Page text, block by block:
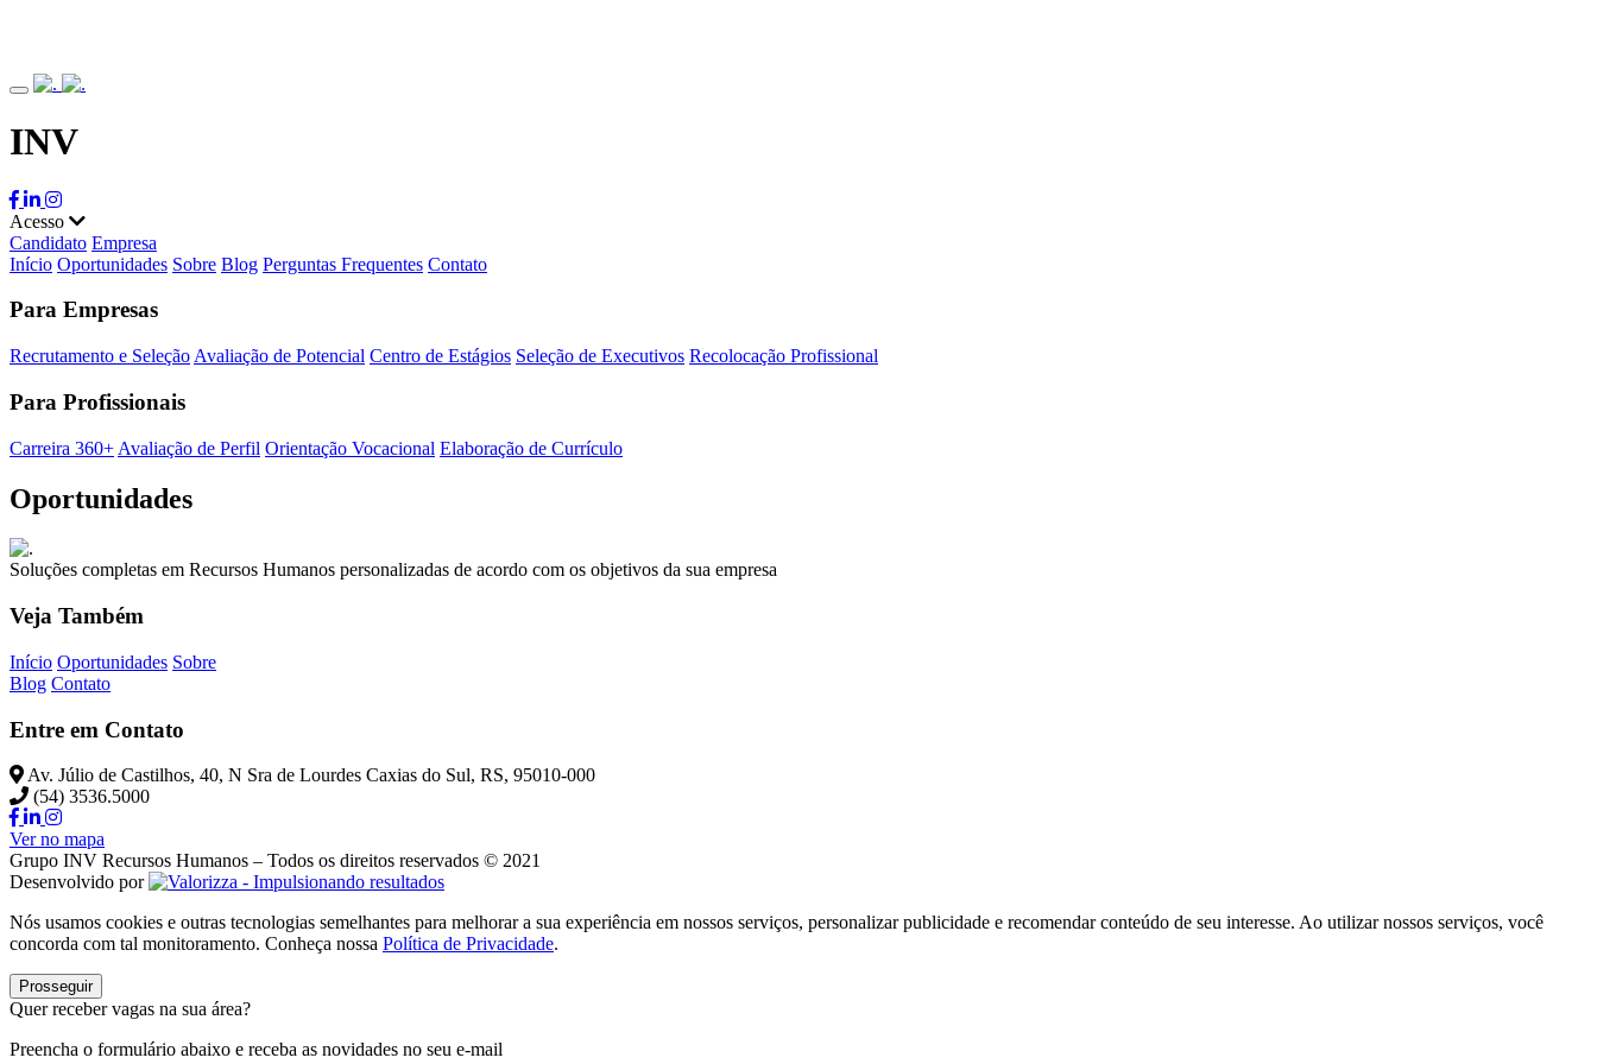
INV
Acesso
Candidato Empresa
Início Oportunidades Sobre Blog Perguntas Frequentes Contato
Para Empresas
Recrutamento e Seleção Avaliação de Potencial Centro de Estágios Seleção de Executivos Recolocação Profissional
Para Profissionais
Carreira 360+ Avaliação de Perfil Orientação Vocacional Elaboração de Currículo
Oportunidades
Soluções completas em Recursos Humanos personalizadas de acordo com os objetivos da sua empresa
Veja Também
Início Oportunidades Sobre
Blog Contato
Entre em Contato
Av. Júlio de Castilhos, 40, N Sra de Lourdes Caxias do Sul, RS, 95010-000
(54) 3536.5000
Ver no mapa
Grupo INV Recursos Humanos – Todos os direitos reservados © 2021
Desenvolvido por
Nós usamos cookies e outras tecnologias semelhantes para melhorar a sua experiência em nossos serviços, personalizar publicidade e recomendar conteúdo de seu interesse. Ao utilizar nossos serviços, você
concorda com tal monitoramento. Conheça nossa Política de Privacidade.
Prosseguir
Quer receber vagas na sua área?
Preencha o formulário abaixo e receba as novidades no seu e-mail